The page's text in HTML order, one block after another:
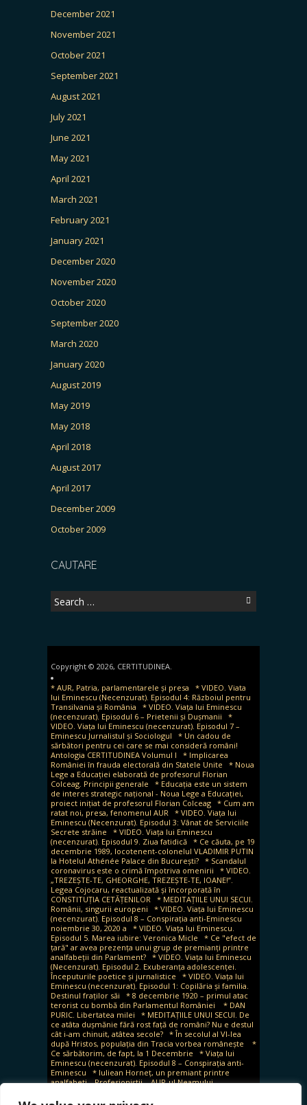
December 2021
November 2021
October 2021
September 2021
August 2021
July 2021
June 2021
May 2021
April 2021
March 2021
February 2021
January 2021
December 2020
November 2020
October 2020
September 2020
March 2020
January 2020
August 2019
May 2019
May 2018
April 2018
August 2017
April 2017
December 2009
October 2009
CAUTARE
Search
for:
Copyright © 2026, CERTITUDINEA.
* AUR, Patria, parlamentarele și presa
* VIDEO. Viata
lui Eminescu (Necenzurat). Episodul 4: Războiul pentru
Transilvania și România
* VIDEO. Viața lui Eminescu
(necenzurat). Episodul 6 – Prietenii și Dușmanii
*
VIDEO. Viața lui Eminescu (necenzurat). Episodul 7 –
Eminescu Jurnalistul și Sociologul
* Un cadou de
sărbători pentru cei care se mai consideră români!
Antologia CERTITUDINEA Volumul I
* Implicarea
României în frauda electorală din Statele Unite
* Noua
Lege a Educației elaborată de profesorul Florian
Colceag. Principii generale
* Educația este un sistem
de interes strategic național - Noua Lege a Educației,
proiect inițiat de profesorul Florian Colceag * Cum am
ratat noi, presa, fenomenul AUR * VIDEO. Viața lui
Eminescu (Necenzurat). Episodul 3: Vânat de Serviciile
Secrete străine
* VIDEO. Viața lui Eminescu
(necenzurat). Episodul 9. Ziua fatidică * Ce căuta, pe 19
decembrie 1989, locotenent-colonelul VLADIMIR PUTIN
la Hotelul Athénée Palace din București? * Scandalul
coronavirus este o crimă împotriva omenirii
* VIDEO.
„TREZEȘTE-TE, GHEORGHE, TREZEȘTE-TE, IOANE!”.
Legea Cojocaru, reactualizată și încorporată în
CONSTITUȚIA CETĂȚENILOR * MEDITAȚIILE UNUI SECUI.
Românii, singurii europeni
* VIDEO. Viața lui Eminescu
(necenzurat). Episodul 8 – Conspirația anti-Eminescu
noiembrie 30, 2020 a
* VIDEO. Viața lui Eminescu.
Episodul 5. Marea iubire: Veronica Micle
* Ce "efect de
țară" ar avea prezența unui grup de premianți printre
analfabeții din Parlament? * VIDEO. Viața lui Eminescu
(Necenzurat). Episodul 2. Exuberanța adolescenței.
Începuturile poetice și jurnalistice
* VIDEO. Viața lui
Eminescu (necenzurat). Episodul 1: Copilăria și familia.
Destinul fraților săi
* 8 decembrie 1920 – primul atac
terorist cu bombă din Parlamentul României
* DAN
PURIC. Libertatea milei
* MEDITAȚIILE UNUI SECUI. De
ce atâta dușmănie fără rost față de români? Nu e destul
cât i-am chinuit, atâtea secole? * În secolul al VI-lea
după Hristos, populația din Tracia vorbea românește
*
Ce sărbătorim, de fapt, la 1 Decembrie
* Viața lui
Eminescu (necenzurat). Episodul 8 – Conspirația anti-
Eminescu
* Iuliean Horneț, un premiant printre
analfabeți. „Profesioniștii – AUR-ul Neamului
internaționala ticăloșilor
* Imposibila dreptate pentru